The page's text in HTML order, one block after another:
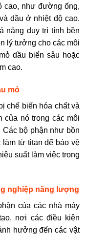
cao, như đường ống,
dầu ở nhiệt độ cao.
năng duy trì tính bền
lý tưởng cho các môi
dầu biển sâu hoặc
cao.
mỏ
chế biến hóa chất và
của nó trong các môi
bộ phận như bồn
từ titan để bảo vệ
suất làm việc trong
nghiệp năng lượng
của các nhà máy
nơi các điều kiện
hưởng đến các vật